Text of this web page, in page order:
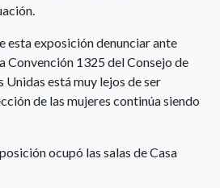
esta exposición denunciar ante
Convención 1325 del Consejo de
Unidas está muy lejos de ser
de las mujeres continúa siendo
ocupó las salas de Casa